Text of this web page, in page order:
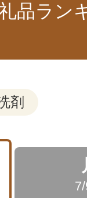
品ラン
剤